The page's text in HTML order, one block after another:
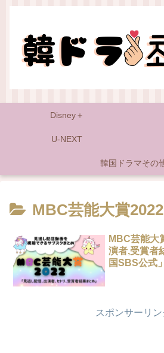
Disney＋
U-NEXT
韓国ドラマその
MBC芸能大賞2022
MBC芸能大
演者,受賞者
国SBS公式
スポンサーリン